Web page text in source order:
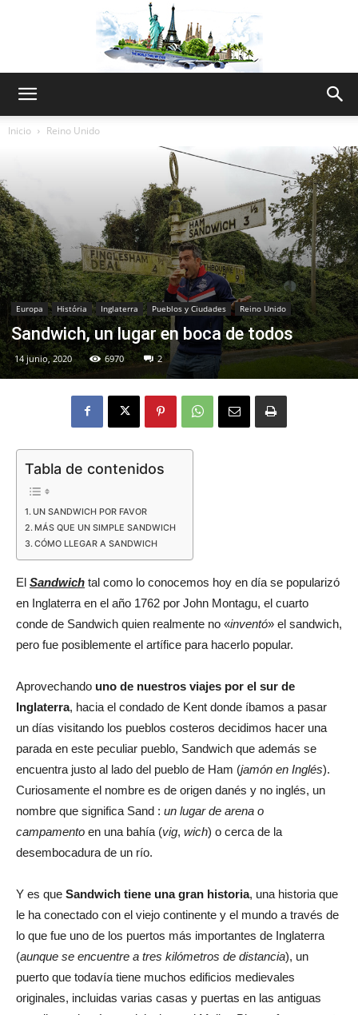
World
Thru
Eyes
Inicio Reino Unido
Europa História Inglaterra Pueblos y Ciudades Reino Unido
Sandwich, un lugar en boca de todos
14 junio, 2020 6970 2
Tabla de contenidos
UN SANDWICH POR FAVOR
MÁS QUE UN SIMPLE SANDWICH
CÓMO LLEGAR A SANDWICH
El Sandwich tal como lo conocemos hoy en día se popularizó
en Inglaterra en el año 1762 por John Montagu, el cuarto
conde de Sandwich quien realmente no «inventó» el sandwich,
pero fue posiblemente el artífice para hacerlo popular.
Aprovechando uno de nuestros viajes por el sur de
Inglaterra, hacia el condado de Kent donde íbamos a pasar
un días visitando los pueblos costeros decidimos hacer una
parada en este peculiar pueblo, Sandwich que además se
encuentra justo al lado del pueblo de Ham (jamón en Inglés).
Curiosamente el nombre es de origen danés y no inglés, un
nombre que significa Sand : un lugar de arena o
campamento en una bahía (vig, wich) o cerca de la
desembocadura de un río.
Y es que Sandwich tiene una gran historia, una historia que
le ha conectado con el viejo continente y el mundo a través de
lo que fue uno de los puertos más importantes de Inglaterra
(aunque se encuentre a tres kilómetros de distancia), un
puerto que todavía tiene muchos edificios medievales
originales, incluidas varias casas y puertas en las antiguas